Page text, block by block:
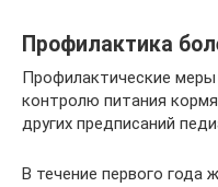
Профилактика
Профилактические
контролю питания
других предписаний
В течение первого года